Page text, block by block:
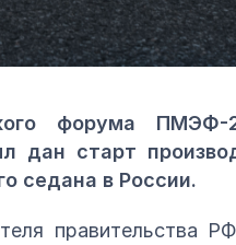
форума ПМЭФ-
дан старт
седана в России.
правительства